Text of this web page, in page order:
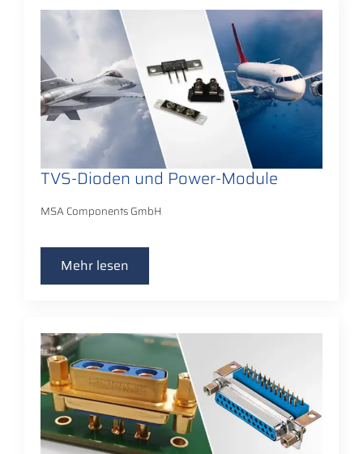
TVS-Dioden und Power-Module
MSA Components GmbH
Mehr lesen